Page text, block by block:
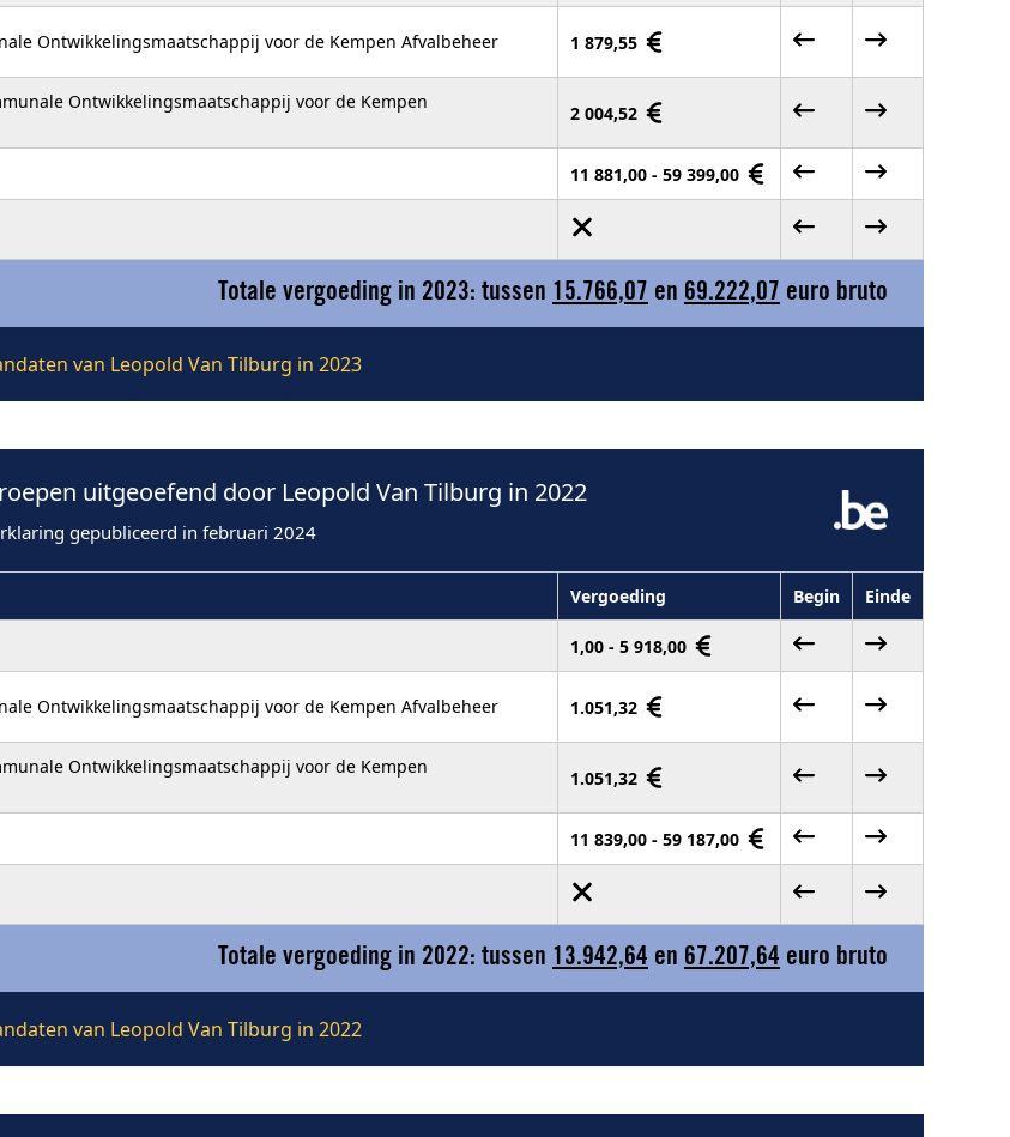
Ontwikkelingsmaatschappij voor de Kempen Afvalbeheer 1 879,55
Ontwikkelingsmaatschappij voor de Kempen
2 004,52
11 881,00 - 59 399,00
Totale vergoeding in 2023: tussen 15.766,07 en 69.222,07 euro bruto
van Leopold Van Tilburg in 2023
uitgeoefend door Leopold Van Tilburg in 2022
gepubliceerd in februari 2024
Vergoeding Begin Einde
1,00 - 5 918,00
Ontwikkelingsmaatschappij voor de Kempen Afvalbeheer 1.051,32
Ontwikkelingsmaatschappij voor de Kempen
1.051,32
11 839,00 - 59 187,00
Totale vergoeding in 2022: tussen 13.942,64 en 67.207,64 euro bruto
van Leopold Van Tilburg in 2022